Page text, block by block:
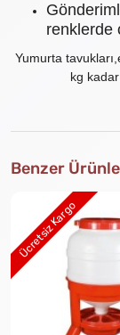
renklerde
Yumurta
kg
Benzer
Ücretsiz Kargo